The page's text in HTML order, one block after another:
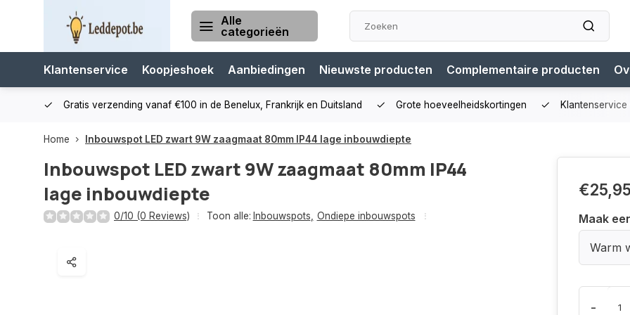
Alle
categorieën
Klantenservice Koopjeshoek Aanbiedingen Nieuwste producten Complementaire producten
Gratis verzending vanaf €100 in de Benelux, Frankrijk en Duitsland Grote hoeveelheidskortingen
Home Inbouwspot LED zwart 9W zaagmaat 80mm IP44 lage inbouwdiepte
Inbouwspot LED zwart 9W zaagmaat 80mm IP44
lage inbouwdiepte
0/10 (0 Reviews) Toon alle: Inbouwspots Ondiepe inbouwspots
€25,95
Maak
Warm
-